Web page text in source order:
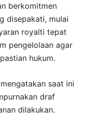
berkomitmen
disepakati, mulai
royalti tepat
pengelolaan agar
hukum.
saat ini
draf
dilakukan.